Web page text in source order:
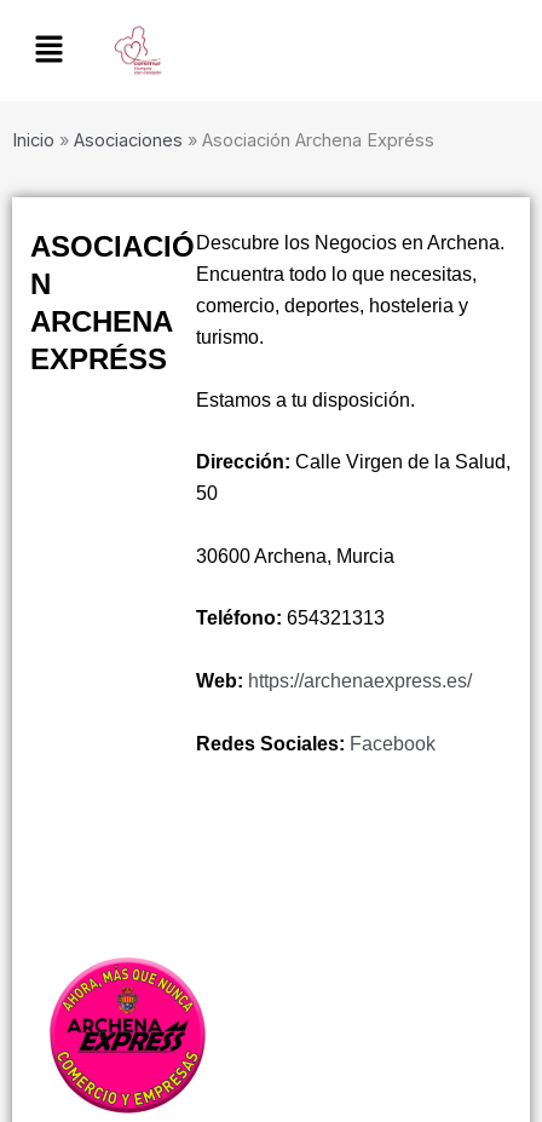
Inicio » Asociaciones » Asociación Archena Expréss
ASOCIACIÓ
N
ARCHENA
EXPRÉSS
Descubre los Negocios en Archena.
Encuentra todo lo que necesitas,
comercio, deportes, hosteleria y
turismo.
Estamos a tu disposición.
Dirección: Calle Virgen de la Salud,
50
30600 Archena, Murcia
Teléfono: 654321313
Web: https://archenaexpress.es/
Redes Sociales: Facebook